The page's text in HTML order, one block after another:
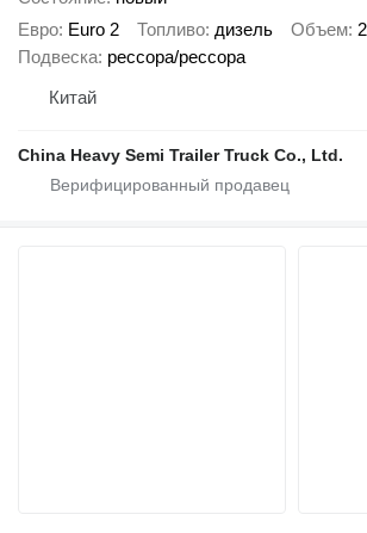
Евро Euro 2 Топливо дизель Объем
Подвеска рессора/рессора
Китай
China Heavy Semi Trailer Truck Co., Ltd.